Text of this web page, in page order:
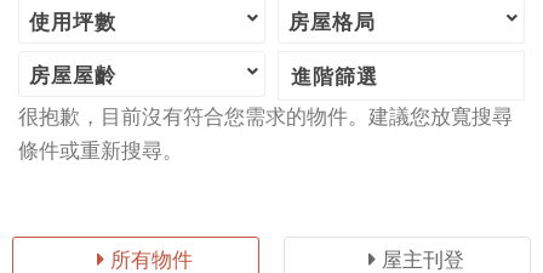
使用坪數 房屋格局
房屋屋齡
進階篩選
很抱歉，目前沒有符合您需求的物件。建議您放寬搜尋
條件或重新搜尋。
所有物件 屋主刊登